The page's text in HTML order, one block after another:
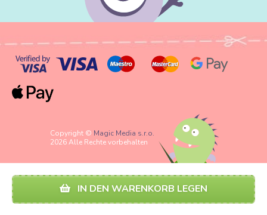
IN DEN WARENKORB LEGEN
Copyright © Magic Media s.r.o.
2026 Alle Rechte vorbehalten